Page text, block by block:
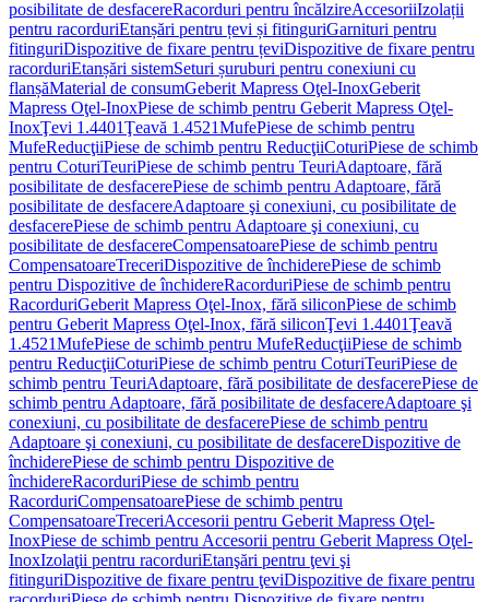
posibilitate de desfacereRacorduri pentru încălzireAccesoriiIzolații
pentru racorduriEtanșări pentru țevi și fitinguriGarnituri pentru
fitinguriDispozitive de fixare pentru țeviDispozitive de fixare pentru
racorduriEtanșări sistemSeturi șuruburi pentru conexiuni cu
flanșăMaterial de consumGeberit Mapress Oţel-InoxGeberit
Mapress Oţel-InoxPiese de schimb pentru Geberit Mapress Oţel-
InoxŢevi 1.4401Ţeavă 1.4521MufePiese de schimb pentru
MufeReducţiiPiese de schimb pentru ReducţiiCoturiPiese de schimb
pentru CoturiTeuriPiese de schimb pentru TeuriAdaptoare, fără
posibilitate de desfacerePiese de schimb pentru Adaptoare, fără
posibilitate de desfacereAdaptoare şi conexiuni, cu posibilitate de
desfacerePiese de schimb pentru Adaptoare şi conexiuni, cu
posibilitate de desfacereCompensatoarePiese de schimb pentru
CompensatoareTreceriDispozitive de închiderePiese de schimb
pentru Dispozitive de închidereRacorduriPiese de schimb pentru
RacorduriGeberit Mapress Oţel-Inox, fără siliconPiese de schimb
pentru Geberit Mapress Oţel-Inox, fără siliconŢevi 1.4401Ţeavă
1.4521MufePiese de schimb pentru MufeReducţiiPiese de schimb
pentru ReducţiiCoturiPiese de schimb pentru CoturiTeuriPiese de
schimb pentru TeuriAdaptoare, fără posibilitate de desfacerePiese de
schimb pentru Adaptoare, fără posibilitate de desfacereAdaptoare şi
conexiuni, cu posibilitate de desfacerePiese de schimb pentru
Adaptoare şi conexiuni, cu posibilitate de desfacereDispozitive de
închiderePiese de schimb pentru Dispozitive de
închidereRacorduriPiese de schimb pentru
RacorduriCompensatoarePiese de schimb pentru
CompensatoareTreceriAccesorii pentru Geberit Mapress Oţel-
InoxPiese de schimb pentru Accesorii pentru Geberit Mapress Oţel-
InoxIzolaţii pentru racorduriEtanşări pentru ţevi şi
fitinguriDispozitive de fixare pentru ţeviDispozitive de fixare pentru